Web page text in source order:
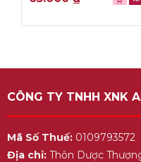
out
5
CÔNG TY TNHH XNK
Mã Số Thuế:0109793572
Địa chỉ:Thôn Dược